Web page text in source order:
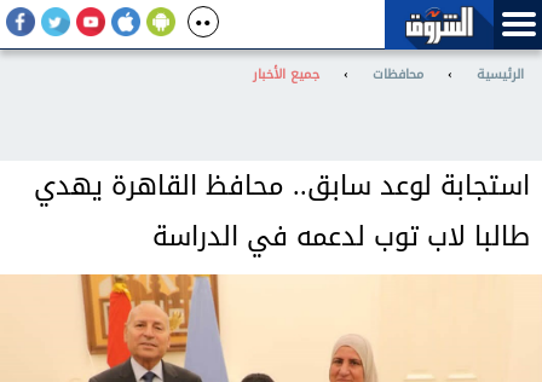
الرئيسية › محافظات › جميع الأخبار
استجابة لوعد سابق.. محافظ القاهرة يهدي
طالبا لاب توب لدعمه في الدراسة